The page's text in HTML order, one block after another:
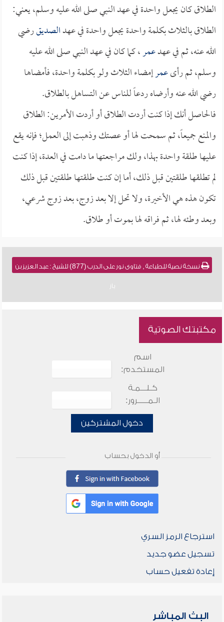
الطلاق كان يجعل واحدة في عهد النبي صلى الله عليه وسلم، يعني:
الطلاق بالثلاث بكلمة واحدة يجعل واحدة في عهدالصديقرضي
الله عنه، ثم في عهدعمر، كما كان في عهد النبي صلى الله عليه
وسلم، ثم رأىعمرإمضاء الثلاث ولو بكلمة واحدة، فأمضاها
رضي الله عنه وأرضاه ردعاً للناس عن التساهل بالطلاق.
فالحاصل أنك إذا كنت أردت الطلاق أو أردت الأمرين: الطلاق
والمنع جميعاً، ثم سمحت لها أو عصتك وذهبت إلى العمل؛ فإنه يقع
عليها طلقة واحدة بهذا، ولك مراجعتها ما دامت في العدة، إذا كنت
لم تطلقها طلقتين قبل ذلك، أما إن كنت طلقتها طلقتين قبل ذلك
تكون هذه هي الأخيرة، ولا تحل إلا بعد زوج، بعد زوج شرعي،
وبعد وطئه لها، ثم فراقه لها بموت أو طلاق.
نسخة نصية للطباعة , فتاوى نور على الدرب (877) للشيخ : عبد العزيز بن
باز
مكتبتك الصوتية
اسم
المستخدم:
كـلـــمـة
الـمـــــرور:
دخول المشتركين
أو الدخول بحساب
استرجاع الرمز السري
تسجيل عضو جديد
إعادة تفعيل حساب
البث المباشر